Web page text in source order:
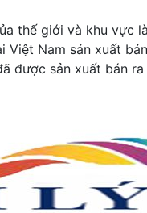
thế giới và khu
Việt Nam sản xuất
được sản xuất bán